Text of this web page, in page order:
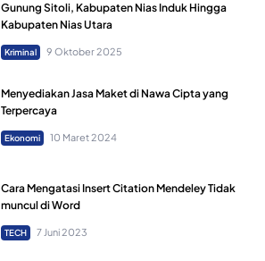
Gunung Sitoli, Kabupaten Nias Induk Hingga
Kabupaten Nias Utara
Kriminal 9 Oktober 2025
Menyediakan Jasa Maket di Nawa Cipta yang
Terpercaya
Ekonomi 10 Maret 2024
Cara Mengatasi Insert Citation Mendeley Tidak
muncul di Word
TECH 7 Juni 2023